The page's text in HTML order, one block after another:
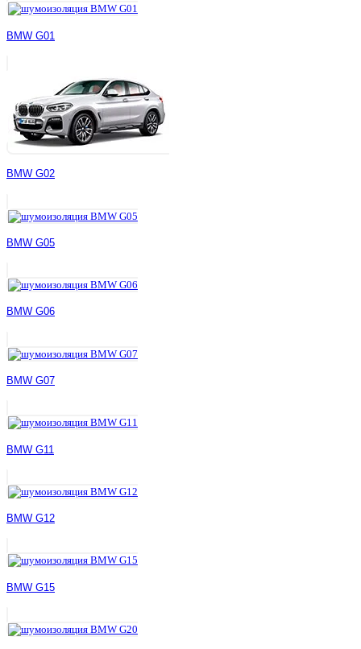
BMW G01
BMW G02
BMW G05
BMW G06
BMW G07
BMW G11
BMW G12
BMW G15